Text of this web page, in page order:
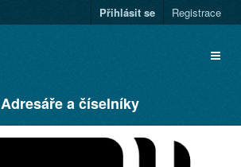
Přihlásit se Registrace
Adresáře a číselníky